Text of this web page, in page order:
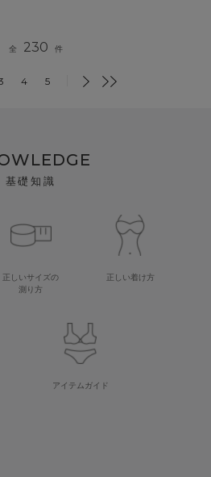
全 230 件
4 5
基礎知識
正しいサイズの
測り方
正しい着け方
アイテムガイド